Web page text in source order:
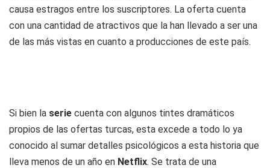
causa estragos entre los suscriptores. La oferta cuenta
con una cantidad de atractivos que la han llevado a ser una
de las más vistas en cuanto a producciones de este país.
Si bien la serie cuenta con algunos tintes dramáticos
propios de las ofertas turcas, esta excede a todo lo ya
conocido al sumar detalles psicológicos a esta historia que
lleva menos de un año en Netflix. Se trata de una